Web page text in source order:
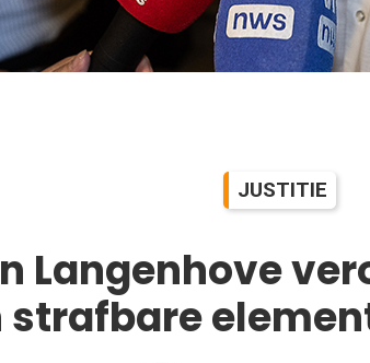
JUSTITIE
Langenhove
strafbare